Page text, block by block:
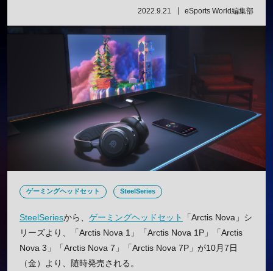
2022.9.21 eSports World編集部
ゲーミングヘッドセット SteelSeries
SteelSeriesから、 ゲーミングヘッドセット
「Arctis Nova」シ
リーズより、「Arctis Nova 1」「Arctis Nova 1P」「Arctis
Nova 3」「Arctis Nova 7」「Arctis Nova 7P」が10月7日
（金）より、随時発売される。